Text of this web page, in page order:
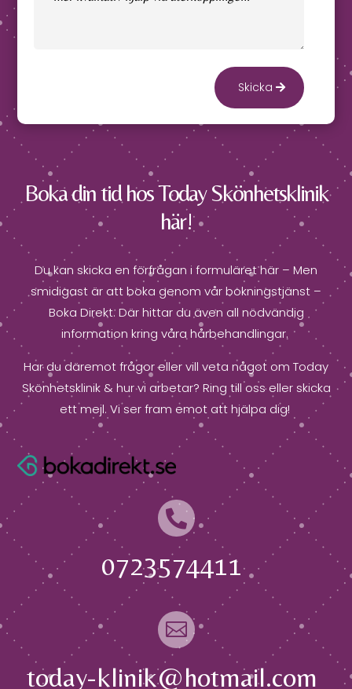
Skicka
Boka din tid hos Today Skönhetsklinik
här!
Du kan skicka en förfrågan i formuläret här – Men
smidigast är att boka genom vår bokningstjänst –
Boka Direkt. Där hittar du även all nödvändig
information kring våra hårbehandlingar.
Har du däremot frågor eller vill veta något om Today
Skönhetsklinik & hur vi arbetar? Ring till oss eller skicka
ett mejl. Vi ser fram emot att hjälpa dig!

0723574411

today-klinik@hotmail.com